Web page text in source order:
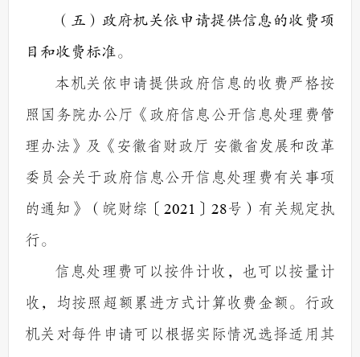
（五）政府机关依申请提供信息的收费项
目和收费标准。
本机关依申请提供政府信息的收费严格按
照国务院办公厅《政府信息公开信息处理费管
理办法》及 《安徽省财政厅 安徽省发展和改革
委员会关于政府信息公开信息处理费有关事项
的通知》（皖财综〔 2021 〕 28号） 有关规定执
行。
信息处理费可以按件计收，也可以按量计
收，均按照超额累进方式计算收费金额。行政
机关对每件申请可以根据实际情况选择适用其